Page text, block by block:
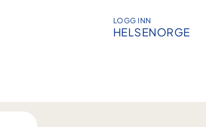
LOGG INN
HELSENORGE